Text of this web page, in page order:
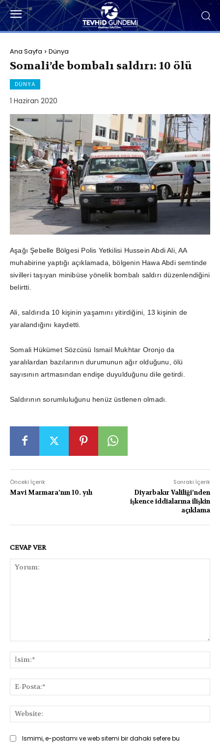
Ana Sayfa Dünya
Somali’de bombalı saldırı: 10 ölü
DÜNYA
1 Haziran 2020
Aşağı Şebelle Bölgesi Polis Yetkilisi Hussein Abdi Ali, AA
muhabirine yaptığı açıklamada, bölgenin Hawa Abdi semtinde
sivilleri taşıyan minibüse yönelik bombalı saldırı düzenlendiğini
belirtti.
Ali, saldırıda 10 kişinin yaşamını yitirdiğini, 13 kişinin de
yaralandığını kaydetti.
Somali Hükümet Sözcüsü Ismail Mukhtar Oronjo da
yaralılardan bazılarının durumunun ağır olduğunu, ölü
sayısının artmasından endişe duyulduğunu dile getirdi.
Saldırının sorumluluğunu henüz üstlenen olmadı.
Önceki İçerik
Mavi Marmara’nın 10. yılı
Sonraki İçerik
Diyarbakır Valiliği’nden
işkence iddialarına ilişkin
açıklama
CEVAP VER
Ismimi, e-postamı ve web sitemi bir dahaki sefere bu